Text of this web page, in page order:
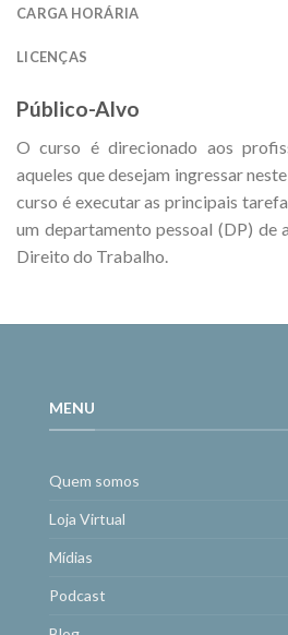
CARGA HORÁRIA
LICENÇAS
Público-Alvo
O curso é direcionado aos
aqueles que desejam ingressar
curso é executar as principais
um departamento pessoal (DP) de
Direito do Trabalho.
MENU
Quem somos
Loja Virtual
Mídias
Podcast